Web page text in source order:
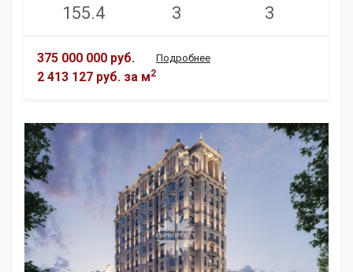
155.4 3 3
375 000 000 руб.
2 413 127 руб. за м2
Подробнее